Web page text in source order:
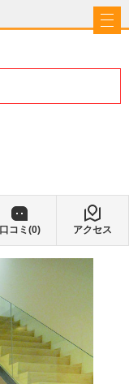
口コミ(0) アクセス